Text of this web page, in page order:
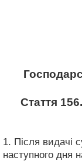
Стаття
1. Після видачі
наступного дня